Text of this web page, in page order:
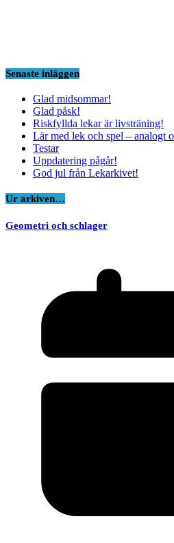
Senaste inläggen
Glad midsommar!
Glad påsk!
Riskfyllda lekar är livsträning!
Lär med lek och spel – analogt
Testar
Uppdatering pågår!
God jul från Lekarkivet!
Ur arkiven…
Geometri och schlager